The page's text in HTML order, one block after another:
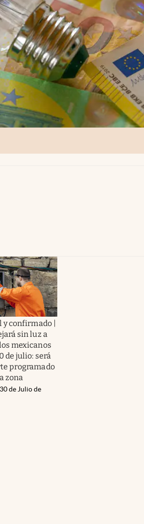
y confirmado |
sin luz a
mexicanos
de julio: será
programado
zona
de Julio de